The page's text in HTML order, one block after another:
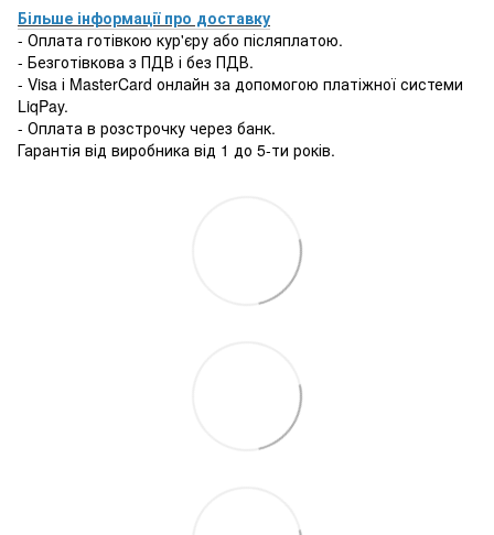
Більше інформації про доставку
- Оплата готівкою кур'єру або післяплатою.
- Безготівкова з ПДВ і без ПДВ.
- Visa і MasterCard онлайн за допомогою платіжної системи
LiqPay.
- Оплата в розстрочку через банк.
Гарантія від виробника від 1 до 5-ти років.